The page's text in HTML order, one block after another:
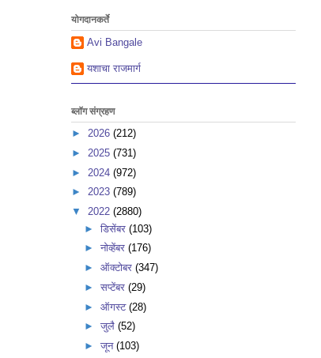
योगदानकर्ते
Avi Bangale
यशाचा राजमार्ग
ब्लॉग संग्रहण
► 2026 (212)
► 2025 (731)
► 2024 (972)
► 2023 (789)
▼ 2022 (2880)
► डिसेंबर (103)
► नोव्हेंबर (176)
► ऑक्टोबर (347)
► सप्टेंबर (29)
► ऑगस्ट (28)
► जुलै (52)
► जून (103)